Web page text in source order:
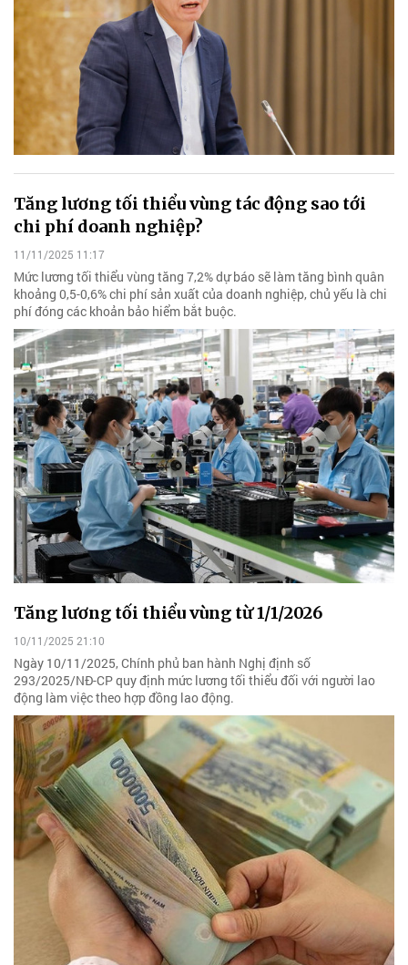
Tăng lương tối thiểu vùng tác động sao tới
chi phí doanh nghiệp?
11/11/2025 11:17
Mức lương tối thiểu vùng tăng 7,2% dự báo sẽ làm tăng bình quân
khoảng 0,5-0,6% chi phí sản xuất của doanh nghiệp, chủ yếu là chi
phí đóng các khoản bảo hiểm bắt buộc.
Tăng lương tối thiểu vùng từ 1/1/2026
10/11/2025 21:10
Ngày 10/11/2025, Chính phủ ban hành Nghị định số
293/2025/NĐ-CP quy định mức lương tối thiểu đối với người lao
động làm việc theo hợp đồng lao động.